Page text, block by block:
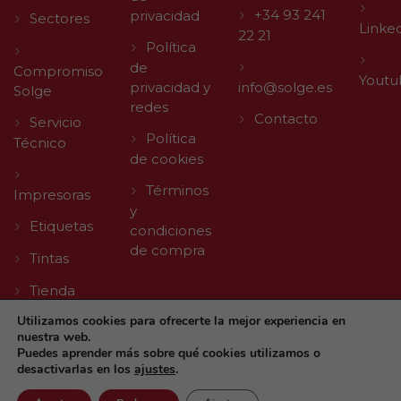
Sectores
Compromiso
Solge
Servicio
Técnico
Impresoras
Etiquetas
Tintas
Tienda
privacidad
Política
de
privacidad y
redes
Política
de cookies
Términos
y
condiciones
de compra
+34 93 241
22 21
info@solge.es
Contacto
© 2026 Solge | Made with byAgencia Digital TLL
Utilizamos cookies para ofrecerte la mejor experiencia en
nuestra web.
Puedes aprender más sobre qué cookies utilizamos o
desactivarlas en los ajustes.